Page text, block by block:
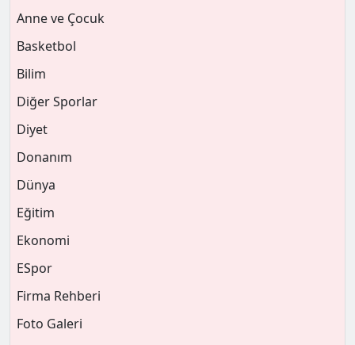
Anne ve Çocuk
Basketbol
Bilim
Diğer Sporlar
Diyet
Donanım
Dünya
Eğitim
Ekonomi
ESpor
Firma Rehberi
Foto Galeri